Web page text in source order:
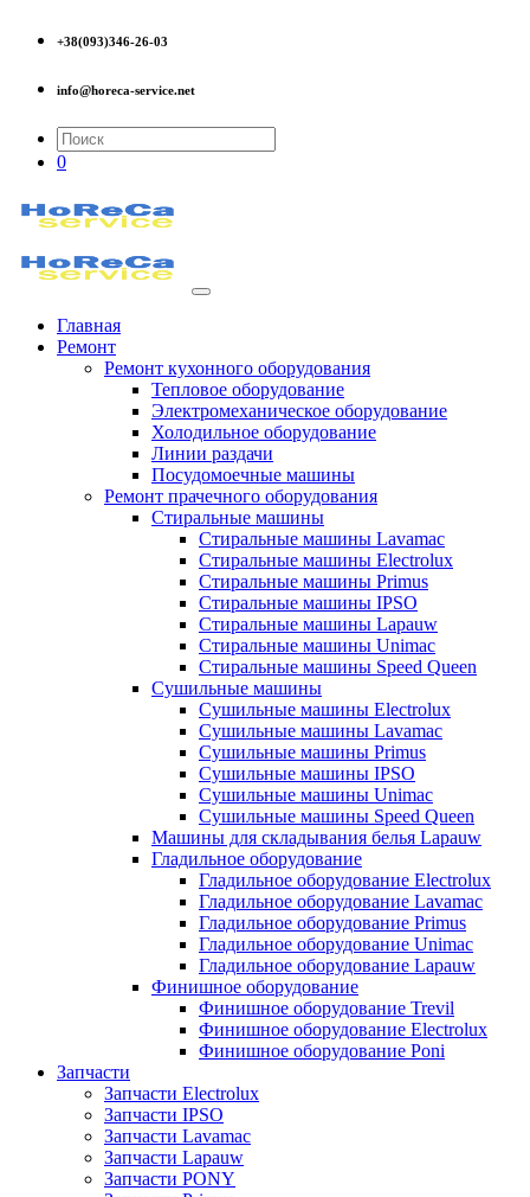
+38(093)346-26-03
info@horeca-service.net
0
Главная
Ремонт
Ремонт кухонного оборудования
Тепловое оборудование
Электромеханическое оборудование
Холодильное оборудование
Линии раздачи
Посудомоечные машины
Ремонт прачечного оборудования
Стиральные машины
Стиральные машины Lavamac
Стиральные машины Electrolux
Стиральные машины Primus
Стиральные машины IPSO
Стиральные машины Lapauw
Стиральные машины Unimac
Стиральные машины Speed Queen
Сушильные машины
Сушильные машины Electrolux
Сушильные машины Lavamac
Сушильные машины Primus
Сушильные машины IPSO
Сушильные машины Unimac
Сушильные машины Speed Queen
Машины для складывания белья Lapauw
Гладильное оборудование
Гладильное оборудование Electrolux
Гладильное оборудование Lavamac
Гладильное оборудование Primus
Гладильное оборудование Unimac
Гладильное оборудование Lapauw
Финишное оборудование
Финишное оборудование Trevil
Финишное оборудование Electrolux
Финишное оборудование Poni
Запчасти
Запчасти Electrolux
Запчасти IPSO
Запчасти Lavamac
Запчасти Lapauw
Запчасти PONY